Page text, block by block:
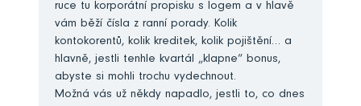
ruce tu korporátní propisku s logem a v hlavě
vám běží čísla z ranní porady. Kolik
kontokorentů, kolik kreditek, kolik pojištění… a
hlavně, jestli tenhle kvartál „klapne“ bonus,
abyste si mohli trochu vydechnout.
Možná vás už někdy napadlo, jestli to, co dnes